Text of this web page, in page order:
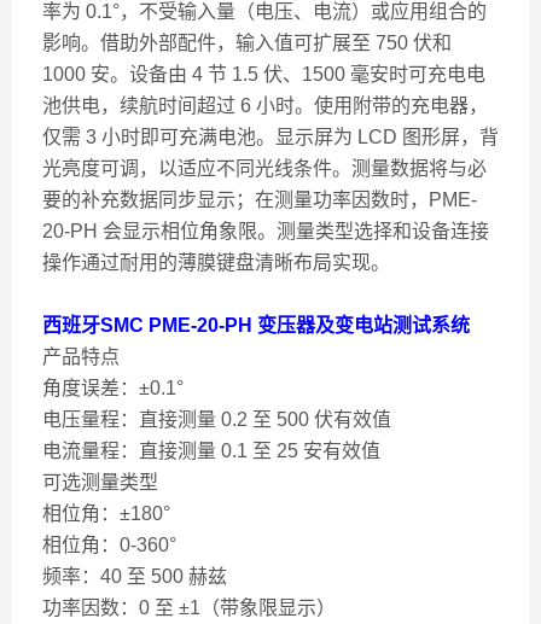
率为 0.1°，不受输入量（电压、电流）或应用组合的
影响。借助外部配件，输入值可扩展至 750 伏和
1000 安。设备由 4 节 1.5 伏、1500 毫安时可充电电
池供电，续航时间超过 6 小时。使用附带的充电器，
仅需 3 小时即可充满电池。显示屏为 LCD 图形屏，背
光亮度可调，以适应不同光线条件。测量数据将与必
要的补充数据同步显示；在测量功率因数时，PME-
20-PH 会显示相位角象限。测量类型选择和设备连接
操作通过耐用的薄膜键盘清晰布局实现。
西班牙SMC PME-20-PH 变压器及变电站测试系统
产品特点
角度误差：±0.1°
电压量程：直接测量 0.2 至 500 伏有效值
电流量程：直接测量 0.1 至 25 安有效值
可选测量类型
相位角：±180°
相位角：0-360°
频率：40 至 500 赫兹
功率因数：0 至 ±1（带象限显示）